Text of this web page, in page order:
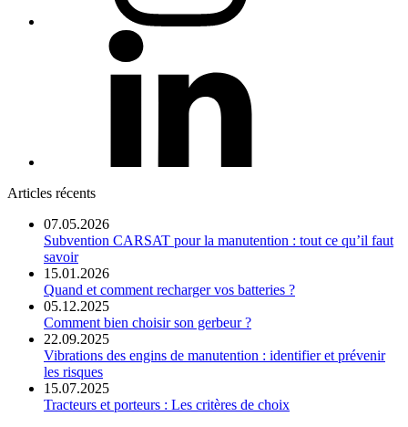
Articles récents
07.05.2026
Subvention CARSAT pour la manutention : tout ce qu’il faut
savoir
15.01.2026
Quand et comment recharger vos batteries ?
05.12.2025
Comment bien choisir son gerbeur ?
22.09.2025
Vibrations des engins de manutention : identifier et prévenir
les risques
15.07.2025
Tracteurs et porteurs : Les critères de choix